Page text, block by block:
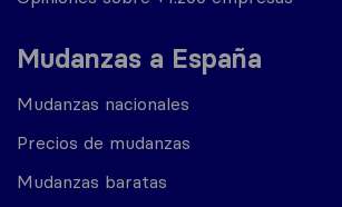
Mudanzas a España
Mudanzas nacionales
Precios de mudanzas
Mudanzas baratas